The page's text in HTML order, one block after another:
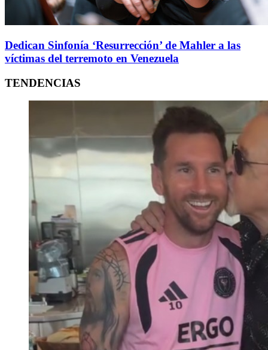
Dedican Sinfonía ‘Resurrección’ de Mahler a las
víctimas del terremoto en Venezuela
TENDENCIAS